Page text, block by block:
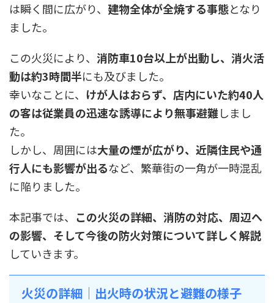
は瞬く間に広がり、 建物全体が全焼する事態となり
ました。
この火災により、 消防車10台以上が出動し、消火活
動は約3時間半にも及びました。
幸いなことに、 けが人はおらず、店内にいた約40人
の客は従業員の迅速な誘導により無事避難しまし
た。
しかし、周囲には大量の煙が広がり、近隣住民や通
行人にも影響が出るなど、繁華街の一角が一時混乱
に陥りました。
本記事では、 この火災の詳細、消防の対応、周辺へ
の影響、そして今後の防火対策について詳しく解説
していきます。
火災の詳細｜出火時の状況と避難の様子